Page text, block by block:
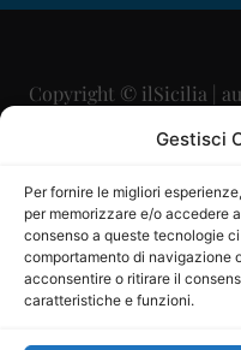
Gestisci
Per fornire le migliori
per memorizzare e/o accedere
consenso a queste tecnologie
comportamento di navigazione
acconsentire o ritirare il
caratteristiche e funzioni.
Copyright © ilSicilia |
Direttore
Direttore